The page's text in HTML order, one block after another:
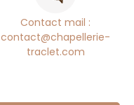
Contact mail :
contact@chapellerie-
traclet.com